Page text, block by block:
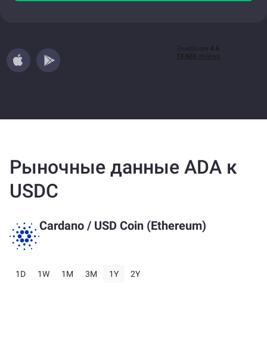
Рыночные данные ADA к
USDC
Cardano / USD Coin (Ethereum)
1D 1W 1M 3M 1Y 2Y